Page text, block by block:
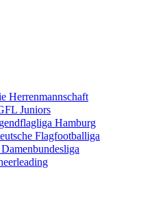
Herrenmannschaft
Juniors
Hamburg
Flagfootballiga